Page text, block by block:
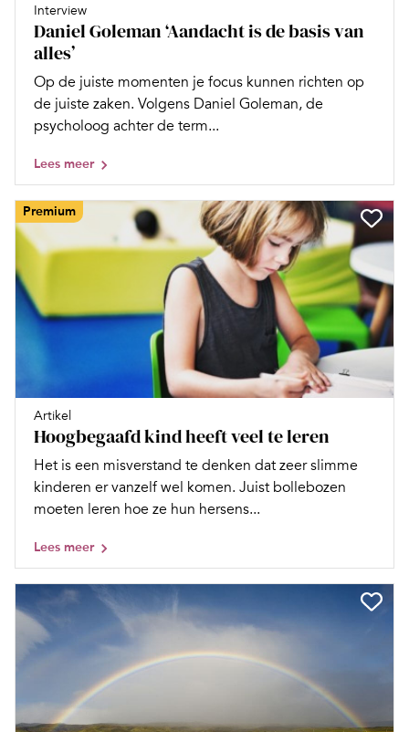
Interview
Daniel Goleman ‘Aandacht is de basis van
alles’
Op de juiste momenten je focus kunnen richten op
de juiste zaken. Volgens Daniel Goleman, de
psycholoog achter de term...
Lees meer
Premium
Artikel
Hoogbegaafd kind heeft veel te leren
Het is een misverstand te denken dat zeer slimme
kinderen er vanzelf wel komen. Juist bollebozen
moeten leren hoe ze hun hersens...
Lees meer